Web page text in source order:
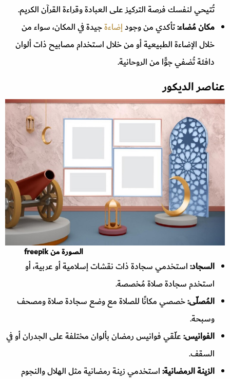
تُتيحي لنفسك فرصة التركيز على العبادة وقراءة القرآن الكريم.
مكان مُضاء:تأكدي من وجودإضاءةجيدة في المكان، سواء من
خلال الإضاءة الطبيعية أو من خلال استخدام مصابيح ذات ألوان
دافئة تُضفي جوًّا من الروحانية.
عناصر الديكور
الصورة من freepik
السجاد:استخدمي سجادة ذات نقشات إسلامية أو عربية، أو
استخدم سجادة صلاة مُخصصة.
المُصلّى:خصصي مكانًا للصلاة مع وضع سجادة صلاة ومصحف
وسبحة.
الفوانيس:علّقي فوانيس رمضان بألوان مختلفة على الجدران أو في
السقف.
الزينة الرمضانية:استخدمي زينة رمضانية مثل الهلال والنجوم